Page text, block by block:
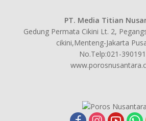
PT. Media Titian
Gedung Permata Cikini Lt. 2,
cikini,Menteng-Jakarta
No.Telp:021-